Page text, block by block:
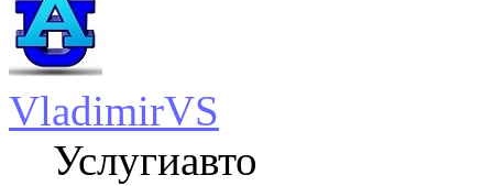
VladimirVS
Услугиавто